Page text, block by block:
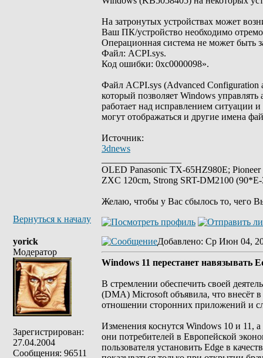
На затронутых устройствах может
Ваш ПК/устройство необходимо
Операционная система не может быть
Файл: ACPI.sys.
Код ошибки: 0xc0000098».
Файл ACPI.sys (Advanced
который позволяет Windows
работает над исправлением ситуации
могут отображаться и другие имена
Источник:
3dnews
OLED Panasonic TX-65HZ980E;
ZXC 120cm, Strong SRT-DM2100
Желаю, чтобы у Вас сбылось то, чего
Вернуться к началу
yorick
Модератор
Зарегистрирован:
27.04.2004
Сообщения: 96511
Добавлено: Ср Июн 04,
Windows 11 перестанет навязывать
В стремлении обеспечить своей
(DMA) Microsoft объявила, что внесёт
отношении сторонних приложений и
Изменения коснутся Windows 10 и 11, а
они потребителей в Европейской
пользователя установить Edge в